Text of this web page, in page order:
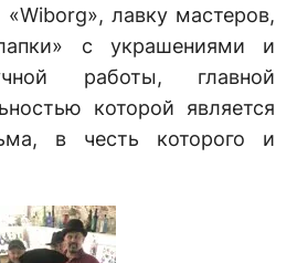
«Wiborg», лавку мастеров,
с украшениями и
работы, главной
которой является
в честь которого и